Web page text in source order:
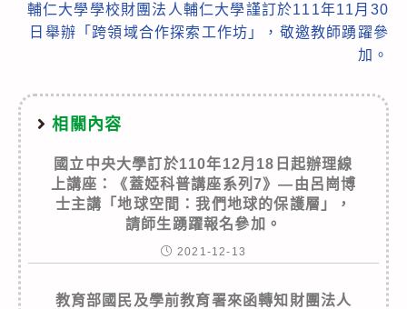
輔仁大學學校財團法人輔仁大學謹訂於111年11月30
日舉辦「跨領域合作探索工作坊」，敬邀教師踴躍參
加。
相關內容
國立中央大學訂於110年12月18日起辦理線
上講座：《蓋婭科普講座系列7》—由呂崗博
士主講「地球空間：我們地球的保護層」，
請師生踴躍報名參加。
2021-12-13
教育部國民及學前教育署來函轉知財團法人